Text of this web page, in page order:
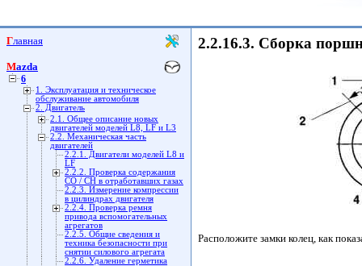
Главная
Mazda
6
1. Эксплуатация и техническое
обслуживание автомобиля
2. Двигатель
2.1. Общее описание новых
двигателей моделей L8, LF и L3
2.2. Механическая часть
двигателей
2.2.1. Двигатели моделей L8 и
LF
2.2.2. Проверка содержания
СО / СН в отработавших газах
2.2.3. Измерение компрессии
в цилиндрах двигателя
2.2.4. Проверка ремня
привода вспомогательных
агрегатов
2.2.5. Общие сведения и
техника безопасности при
снятии силового агрегата
2.2.6. Удаление герметика
2.2.16.3. Сборка
Расположите замки колец, как